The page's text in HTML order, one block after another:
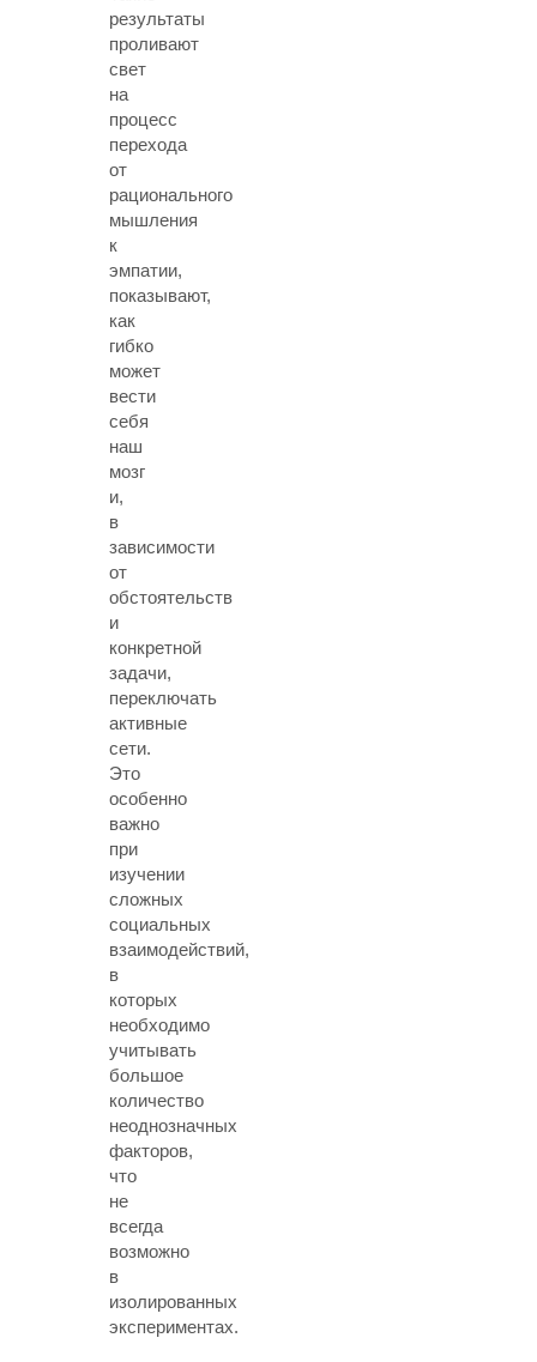
результаты
проливают
свет
на
процесс
перехода
от
рационального
мышления
к
эмпатии,
показывают,
как
гибко
может
вести
себя
наш
мозг
и,
в
зависимости
от
обстоятельств
и
конкретной
задачи,
переключать
активные
сети.
Это
особенно
важно
при
изучении
сложных
социальных
взаимодействий,
в
которых
необходимо
учитывать
большое
количество
неоднозначных
факторов,
что
не
всегда
возможно
в
изолированных
экспериментах.